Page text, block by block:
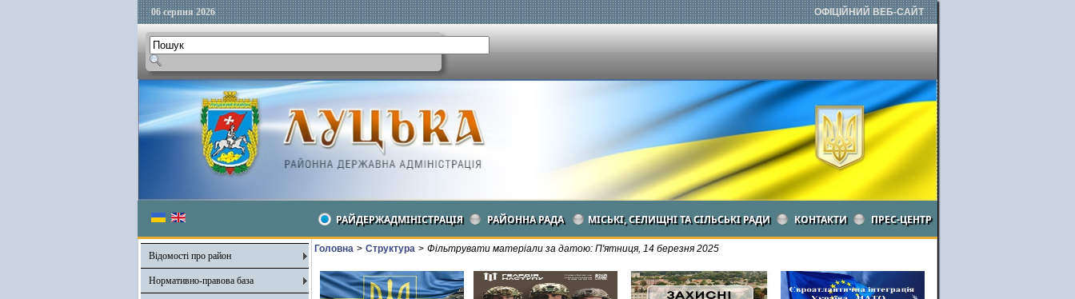
06 серпня 2026 ОФІЦІЙНИЙ ВЕБ-САЙТ
РАЙДЕРЖАДМІНІСТРАЦІЯ РАЙОННА РАДА МІСЬКІ, СЕЛИЩНІ ТА СІЛЬСЬКІ РАДИ КОНТАКТИ ПРЕС-ЦЕНТР
Відомості про район
Нормативно-правова база
Головна > Структура > Фільтрувати матеріали за датою: П'ятниця, 14 березня 2025